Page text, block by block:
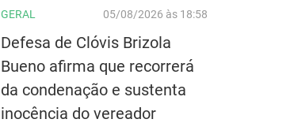
GERAL 05/08/2026 às 18:58
Defesa de Clóvis Brizola
Bueno afirma que recorrerá
da condenação e sustenta
inocência do vereador